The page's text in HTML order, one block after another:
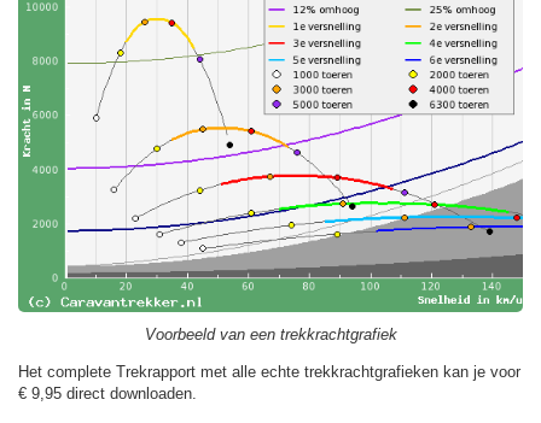
Voorbeeld van een trekkrachtgrafiek
Het complete Trekrapport met alle echte trekkrachtgrafieken kan je voor
€ 9,95 direct downloaden.